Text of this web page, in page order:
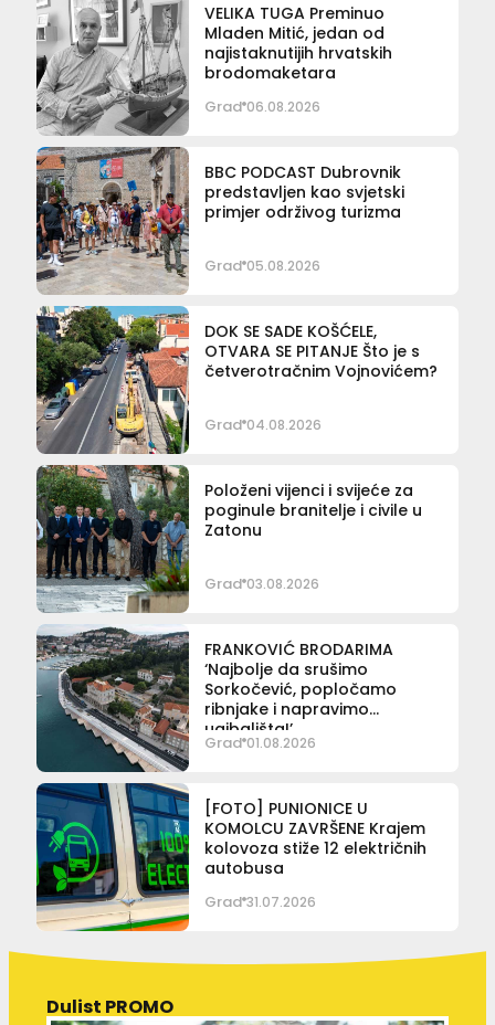
VELIKA TUGA Preminuo
Mladen Mitić, jedan od
najistaknutijih hrvatskih
brodomaketara
Grad 06.08.2026
BBC PODCAST Dubrovnik
predstavljen kao svjetski
primjer održivog turizma
Grad 05.08.2026
DOK SE SADE KOŠĆELE,
OTVARA SE PITANJE Što je s
četverotračnim Vojnovićem?
Grad 04.08.2026
Položeni vijenci i svijeće za
poginule branitelje i civile u
Zatonu
Grad 03.08.2026
FRANKOVIĆ BRODARIMA
‘Najbolje da srušimo
Sorkočević, popločamo
ribnjake i napravimo
ugibališta!’
Grad 01.08.2026
[FOTO] PUNIONICE U
KOMOLCU ZAVRŠENE Krajem
kolovoza stiže 12 električnih
autobusa
Grad 31.07.2026
Dulist PROMO